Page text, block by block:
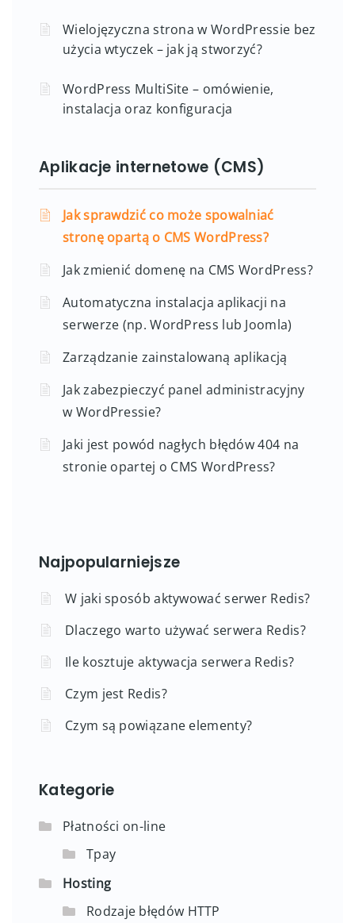
Wielojęzyczna strona w WordPressie bez
użycia wtyczek – jak ją stworzyć?
WordPress MultiSite – omówienie,
instalacja oraz konfiguracja
Aplikacje internetowe (CMS)
Jak sprawdzić co może spowalniać
stronę opartą o CMS WordPress?
Jak zmienić domenę na CMS WordPress?
Automatyczna instalacja aplikacji na
serwerze (np. WordPress lub Joomla)
Zarządzanie zainstalowaną aplikacją
Jak zabezpieczyć panel administracyjny
w WordPressie?
Jaki jest powód nagłych błędów 404 na
stronie opartej o CMS WordPress?
Najpopularniejsze
W jaki sposób aktywować serwer Redis?
Dlaczego warto używać serwera Redis?
Ile kosztuje aktywacja serwera Redis?
Czym jest Redis?
Czym są powiązane elementy?
Kategorie
Płatności on-line
Tpay
Hosting
Rodzaje błędów HTTP